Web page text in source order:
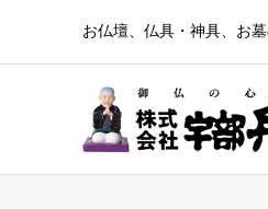
お仏壇、仏具・神具、お